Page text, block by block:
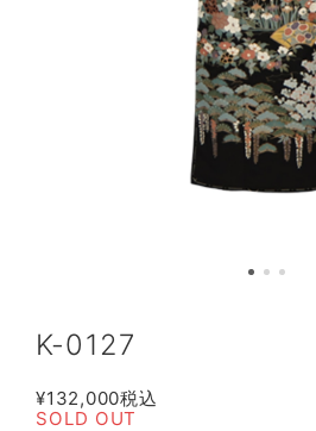
K-0127
¥132,000税込
SOLD OUT